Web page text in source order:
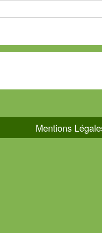
Mentions